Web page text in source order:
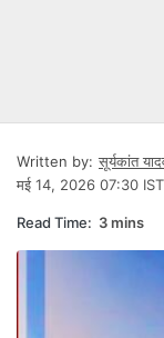
Written by: सूर्यकांत
मई 14, 2026 07:30 IST
Read Time: 3 mins